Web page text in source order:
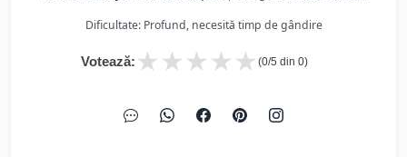
Dificultate: Profund, necesită timp de gândire
Votează: ★
★
★
★
★ (0/5 din 0)